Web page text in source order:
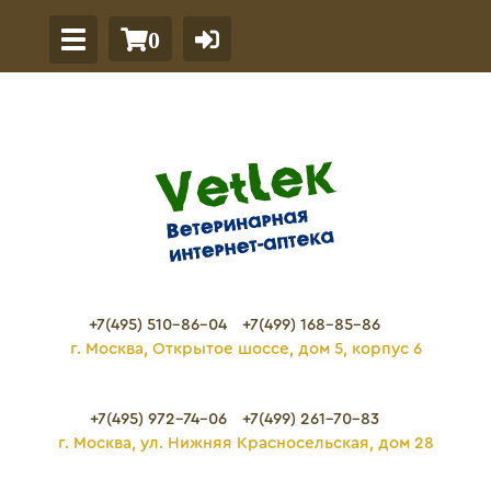
0
+7(495) 510-86-04
+7(499) 168-85-86
г. Москва, Открытое шоссе, дом 5, корпус 6
+7(495) 972-74-06
+7(499) 261-70-83
г. Москва, ул. Нижняя Красносельская, дом 28